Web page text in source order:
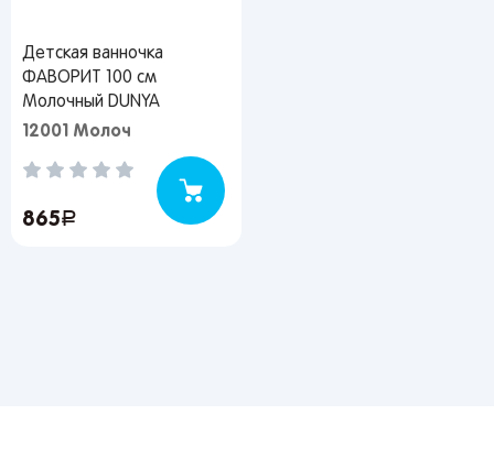
Детская ванночка
ФАВОРИТ 100 см
Молочный DUNYA
12001 Молоч
865руб.